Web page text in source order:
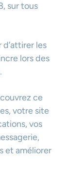
sur tous
d’attirer les
lors des
ce
votre site
vos
et améliorer